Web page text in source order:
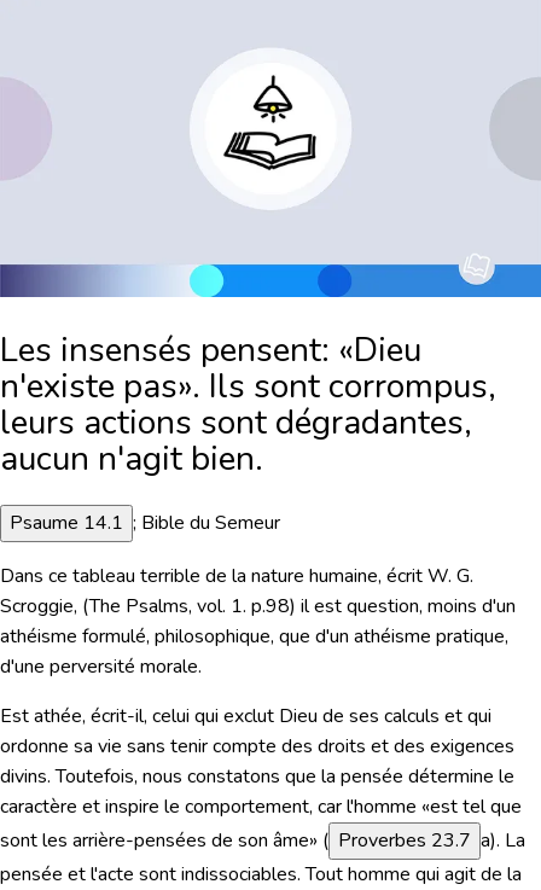
Les insensés pensent: «Dieu
n'existe pas». Ils sont corrompus,
leurs actions sont dégradantes,
aucun n'agit bien.
Psaume 14.1 ; Bible du Semeur
Dans ce tableau terrible de la nature humaine, écrit W. G.
Scroggie, (The Psalms, vol. 1. p.98) il est question, moins d'un
athéisme formulé, philosophique, que d'un athéisme pratique,
d'une perversité morale.
Est athée, écrit-il, celui qui exclut Dieu de ses calculs et qui
ordonne sa vie sans tenir compte des droits et des exigences
divins.Toutefois, nous constatons que la pensée détermine le
caractère et inspire le comportement, car l'homme «est tel que
sont les arrière-pensées de son âme» ( Proverbes 23.7 a). La
pensée et l'acte sont indissociables. Tout homme qui agit de la